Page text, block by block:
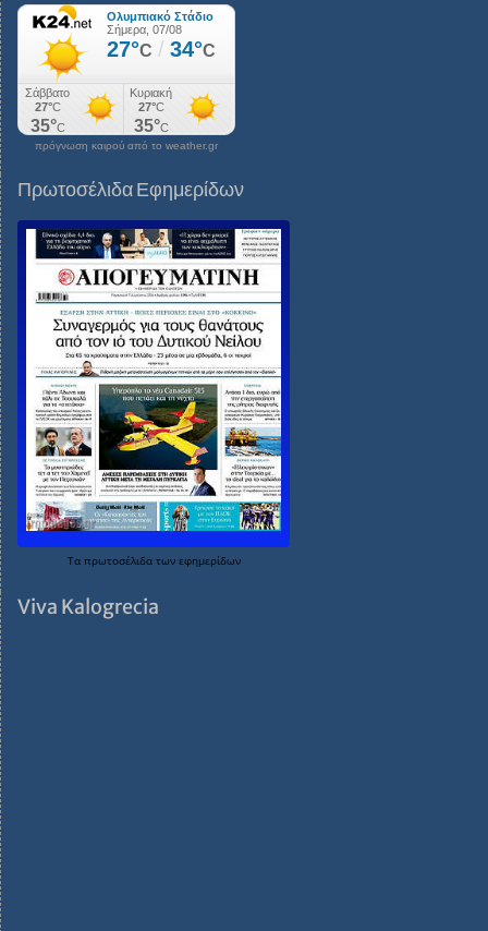
πρόγνωση καιρού από το weather.gr
Πρωτοσέλιδα Εφημερίδων
Τα πρωτοσέλιδα των εφημερίδων
Viva Kalogrecia